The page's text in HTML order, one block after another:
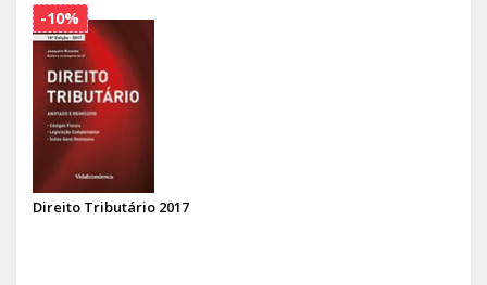
Direito Tributário 2017
-10%